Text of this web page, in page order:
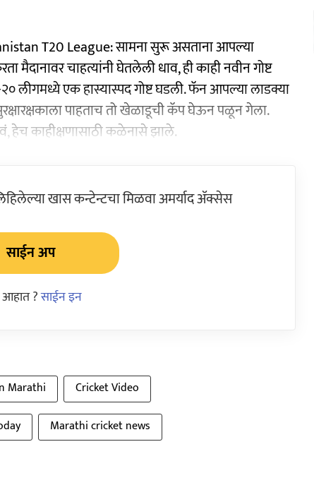
T20 League: सामना सुरू असताना आपल्या
मैदानावर चाहत्यांनी घेतलेली धाव, ही काही नवीन गोष्ट
लीगमध्ये एक हास्यास्पद गोष्ट घडली. फॅन आपल्या लाडक्या
पाहताच तो खेळाडूची कॅप घेऊन पळून गेला.
हेच काहीक्षणासाठी कळेनासे झाले.
खास कन्टेन्टचा मिळवा अमर्याद ॲक्सेस
साईन अप
?साईन इन
Marathi
Cricket Video
Marathi cricket news